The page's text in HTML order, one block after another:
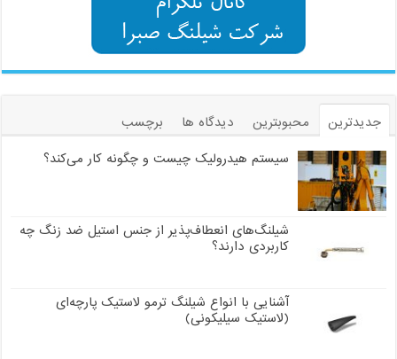
جدیدترین محبوبترین دیدگاه ها
برچسب
سیستم هیدرولیک چیست و چگونه کار می‌کند؟
شیلنگ‌های انعطاف‌پذیر از جنس استیل ضد زنگ چه
کاربردی دارند؟
آشنایی با انواع شیلنگ ترمو لاستیک پارچه‌ای
(لاستیک سیلیکونی)